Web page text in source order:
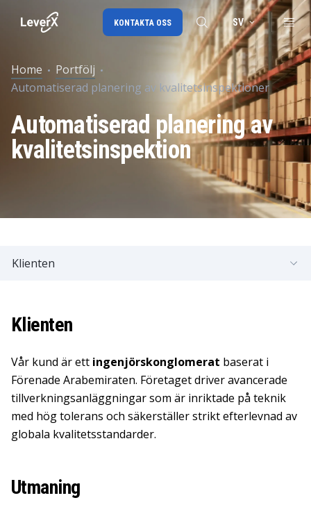
SAP-konsulttjänster
SAP Ariba
SAP EWM
SV
KONTAKTA OSS
Home
Portfölj
Automatiserad planering av kvalitetsinspektioner
Automatiserad planering av
kvalitetsinspektion
Klienten
Klienten
Vår kund är ett ingenjörskonglomerat baserat i
Förenade Arabemiraten. Företaget driver avancerade
tillverkningsanläggningar som är inriktade på teknik
med hög tolerans och säkerställer strikt efterlevnad av
globala kvalitetsstandarder.
Utmaning